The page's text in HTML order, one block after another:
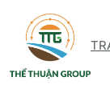
Skip
content